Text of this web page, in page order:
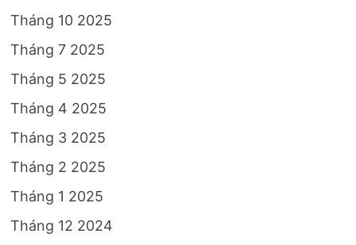
Tháng 10 2025
Tháng 7 2025
Tháng 5 2025
Tháng 4 2025
Tháng 3 2025
Tháng 2 2025
Tháng 1 2025
Tháng 12 2024